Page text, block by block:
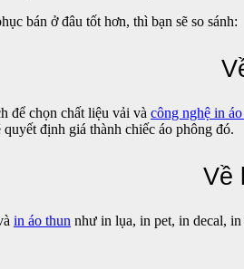
bán ở đâu tốt hơn, thì bạn sẽ so sánh:
để chọn chất liệu vải và công nghệ in
định giá thành chiếc áo phông đó.
Về
in áo thun như in lụa, in pet, in decal,